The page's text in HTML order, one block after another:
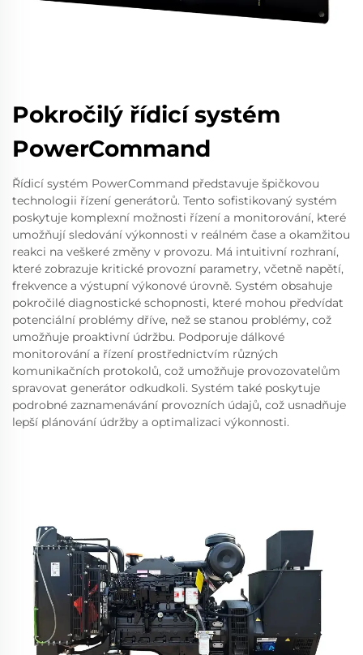
Pokročilý řídicí systém
PowerCommand
Řídicí systém PowerCommand představuje špičkovou
technologii řízení generátorů. Tento sofistikovaný systém
poskytuje komplexní možnosti řízení a monitorování, které
umožňují sledování výkonnosti v reálném čase a okamžitou
reakci na veškeré změny v provozu. Má intuitivní rozhraní,
které zobrazuje kritické provozní parametry, včetně napětí,
frekvence a výstupní výkonové úrovně. Systém obsahuje
pokročilé diagnostické schopnosti, které mohou předvídat
potenciální problémy dříve, než se stanou problémy, což
umožňuje proaktivní údržbu. Podporuje dálkové
monitorování a řízení prostřednictvím různých
komunikačních protokolů, což umožňuje provozovatelům
spravovat generátor odkudkoli. Systém také poskytuje
podrobné zaznamenávání provozních údajů, což usnadňuje
lepší plánování údržby a optimalizaci výkonnosti.